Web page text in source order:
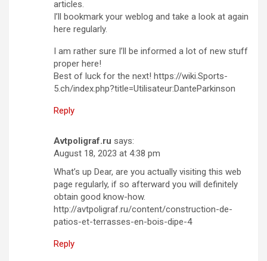
articles.
I’ll bookmark your weblog and take a look at again
here regularly.
I am rather sure I’ll be informed a lot of new stuff
proper here!
Best of luck for the next! https://wiki.Sports-
5.ch/index.php?title=Utilisateur:DanteParkinson
Reply
Avtpoligraf.ru says:
August 18, 2023 at 4:38 pm
What’s up Dear, are you actually visiting this web
page regularly, if so afterward you will definitely
obtain good know-how.
http://avtpoligraf.ru/content/construction-de-
patios-et-terrasses-en-bois-dipe-4
Reply